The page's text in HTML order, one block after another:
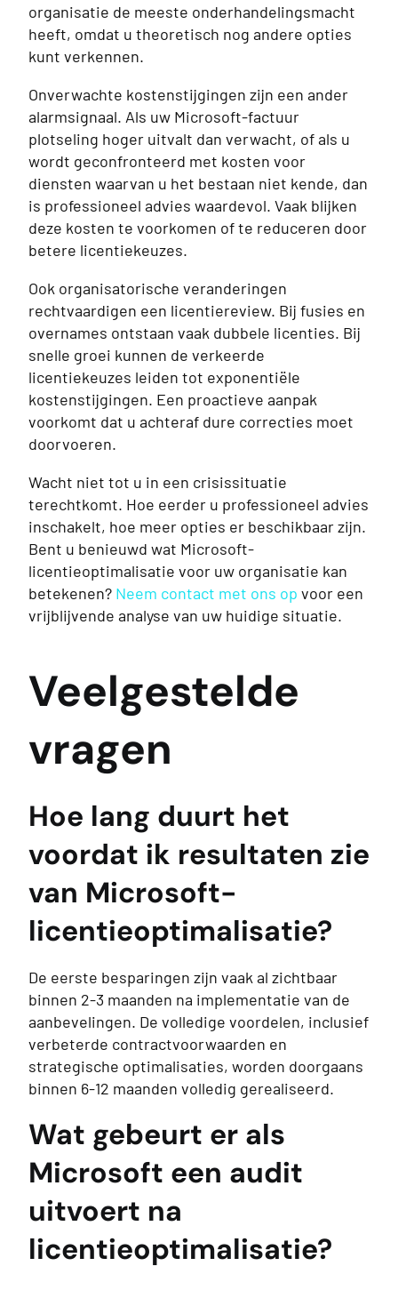
organisatie de meeste onderhandelingsmacht
heeft, omdat u theoretisch nog andere opties
kunt verkennen.
Onverwachte kostenstijgingen zijn een ander
alarmsignaal. Als uw Microsoft-factuur
plotseling hoger uitvalt dan verwacht, of als u
wordt geconfronteerd met kosten voor
diensten waarvan u het bestaan niet kende, dan
is professioneel advies waardevol. Vaak blijken
deze kosten te voorkomen of te reduceren door
betere licentiekeuzes.
Ook organisatorische veranderingen
rechtvaardigen een licentiereview. Bij fusies en
overnames ontstaan vaak dubbele licenties. Bij
snelle groei kunnen de verkeerde
licentiekeuzes leiden tot exponentiële
kostenstijgingen. Een proactieve aanpak
voorkomt dat u achteraf dure correcties moet
doorvoeren.
Wacht niet tot u in een crisissituatie
terechtkomt. Hoe eerder u professioneel advies
inschakelt, hoe meer opties er beschikbaar zijn.
Bent u benieuwd wat Microsoft-
licentieoptimalisatie voor uw organisatie kan
betekenen? Neem contact met ons op voor een
vrijblijvende analyse van uw huidige situatie.
Veelgestelde
vragen
Hoe lang duurt het
voordat ik resultaten zie
van Microsoft-
licentieoptimalisatie?
De eerste besparingen zijn vaak al zichtbaar
binnen 2-3 maanden na implementatie van de
aanbevelingen. De volledige voordelen, inclusief
verbeterde contractvoorwaarden en
strategische optimalisaties, worden doorgaans
binnen 6-12 maanden volledig gerealiseerd.
Wat gebeurt er als
Microsoft een audit
uitvoert na
licentieoptimalisatie?